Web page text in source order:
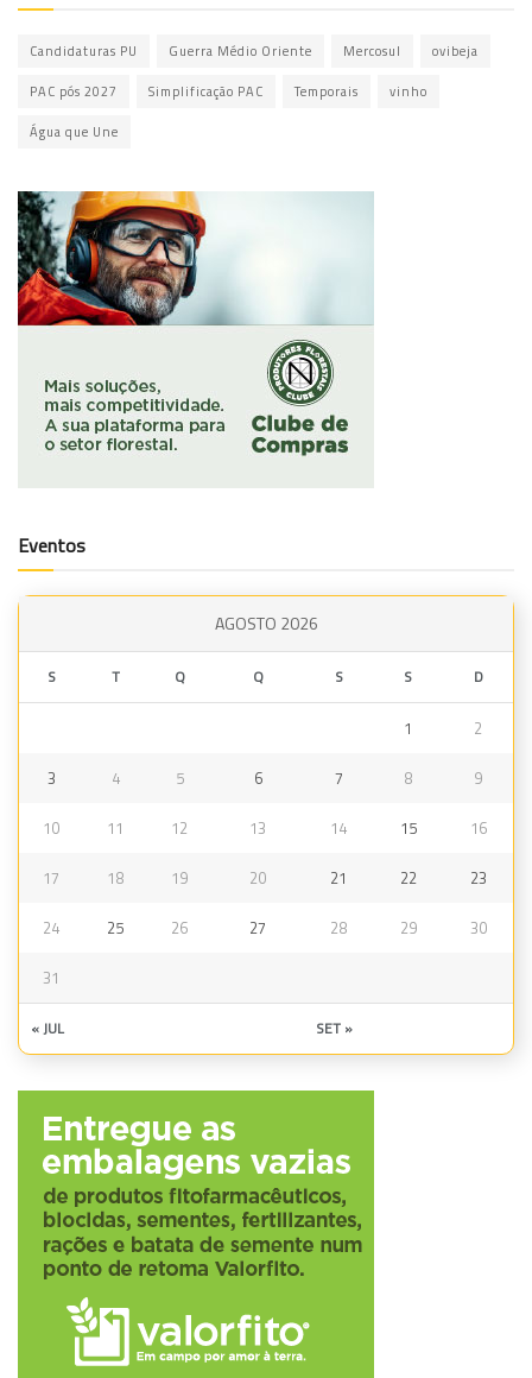
Candidaturas PU Guerra Médio Oriente Mercosul ovibeja
PAC pós 2027 Simplificação PAC Temporais vinho
Água que Une
Eventos
AGOSTO 2026
S T Q Q S S D
1 2
3 4 5 6 7 8 9
10 11 12 13 14 15 16
17 18 19 20 21 22 23
24 25 26 27 28 29 30
31
« JUL SET »